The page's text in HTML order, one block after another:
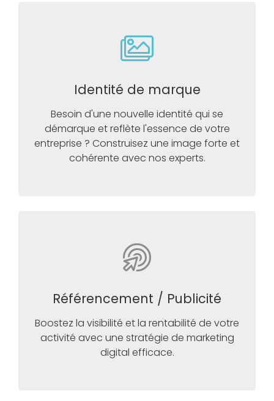
Identité de marque
Besoin d'une nouvelle identité qui se
démarque et reflète l'essence de votre
entreprise ? Construisez une image forte et
cohérente avec nos experts.
Référencement / Publicité
Boostez la visibilité et la rentabilité de votre
activité avec une stratégie de marketing
digital efficace.